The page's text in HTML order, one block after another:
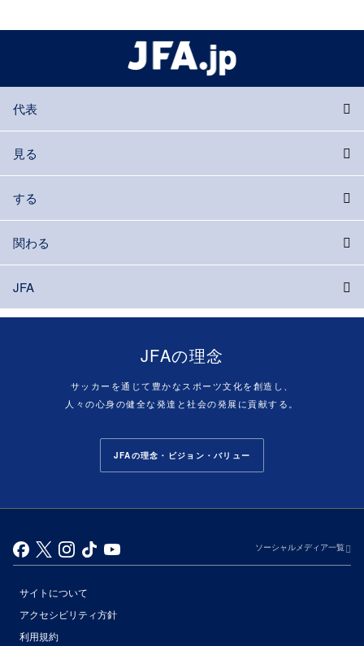
代表
見る
する
関わる
JFA
JFAの理念
サッカーを通じて豊かなスポーツ文化を創造し、
人々の心身の健全な発達と社会の発展に貢献する。
JFAの理念・ビジョン・バリュー
ソーシャルメディア一覧
サイトについて
アクセシビリティ方針
利用規約